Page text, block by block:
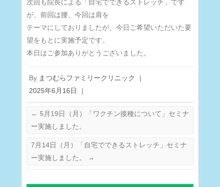
次回も院長による「自宅でできるストレッチ」です
が、前回は腰、今回は肩を
テーマにしておりましたが、今日ご希望いただいた要
望をもとに実施予定です。
本日はご参加ありがとうございました。
By まつむらファミリークリニック
|
2025年6月16日
|
← 5月19日（月）「ワクチン接種について」セミナ
ー実施しました。
7月14日（月）「自宅でできるストレッチ」セミナ
ー実施しました。
→